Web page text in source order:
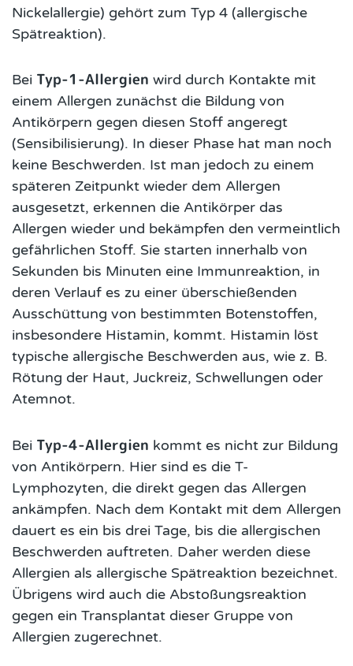
Nickelallergie) gehört zum Typ 4 (allergische
Spätreaktion).
Bei Typ-1-Allergien wird durch Kontakte mit
einem Allergen zunächst die Bildung von
Antikörpern gegen diesen Stoff angeregt
(Sensibilisierung). In dieser Phase hat man noch
keine Beschwerden. Ist man jedoch zu einem
späteren Zeitpunkt wieder dem Allergen
ausgesetzt, erkennen die Antikörper das
Allergen wieder und bekämpfen den vermeintlich
gefährlichen Stoff. Sie starten innerhalb von
Sekunden bis Minuten eine Immunreaktion, in
deren Verlauf es zu einer überschießenden
Ausschüttung von bestimmten Botenstoffen,
insbesondere Histamin, kommt. Histamin löst
typische allergische Beschwerden aus, wie z. B.
Rötung der Haut, Juckreiz, Schwellungen oder
Atemnot.
Bei Typ-4-Allergien kommt es nicht zur Bildung
von Antikörpern. Hier sind es die T-
Lymphozyten, die direkt gegen das Allergen
ankämpfen. Nach dem Kontakt mit dem Allergen
dauert es ein bis drei Tage, bis die allergischen
Beschwerden auftreten. Daher werden diese
Allergien als allergische Spätreaktion bezeichnet.
Übrigens wird auch die Abstoßungsreaktion
gegen ein Transplantat dieser Gruppe von
Allergien zugerechnet.